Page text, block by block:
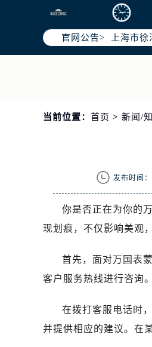
官网公告>
北京市
天津市
上海市
上海市黄
常州市
扬州市
泰州市
宁波市
金华市金
绍兴市越
南昌市红
济南市历
广州市越
深圳市
当前位置： 首页 > 新闻/
发布时间
你是否正在为你的
现划痕，不仅影响美观
首先，面对万国表
客户服务热线进行咨询
在拨打客服电话时
并提供相应的建议。在